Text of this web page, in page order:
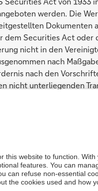
Die nicht
Bank schließt
werden. Die
Dokumenten
Securities Act oder
nicht in den
nach
nach den
nicht unterliegenden
nicht für Personen in
dem Securities Act
Bank AG Wertpapiere
eingereichten
an. Wenn Sie sich in
sollten Sie vor einer